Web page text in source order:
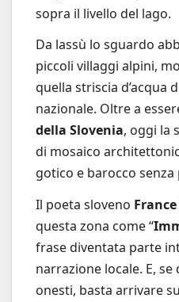
sopra il livello del lago.
Da lassù lo sguardo
piccoli villaggi alpini,
quella striscia d’acqua
nazionale. Oltre a
della Slovenia, oggi la
di mosaico
gotico e barocco
Il poeta sloveno
questa zona come “
frase diventata parte
narrazione locale. E,
onesti, basta arrivare